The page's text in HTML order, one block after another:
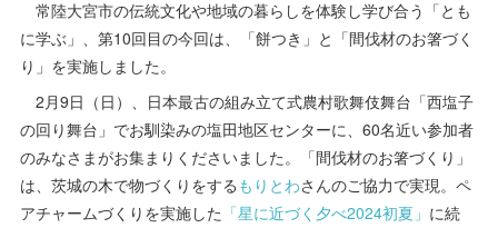
常陸大宮市の伝統文化や地域の暮らしを体験し学び合う「とも
に学ぶ」、第10回目の今回は、「餅つき」と「間伐材のお箸づく
り」を実施しました。
2月9日（日）、日本最古の組み立て式農村歌舞伎舞台「西塩子
の回り舞台」でお馴染みの塩田地区センターに、60名近い参加者
のみなさまがお集まりくださいました。「間伐材のお箸づくり」
は、茨城の木で物づくりをする もりとわさんのご協力で実現。ペ
アチャームづくりを実施した 「星に近づく夕べ2024初夏」 に続